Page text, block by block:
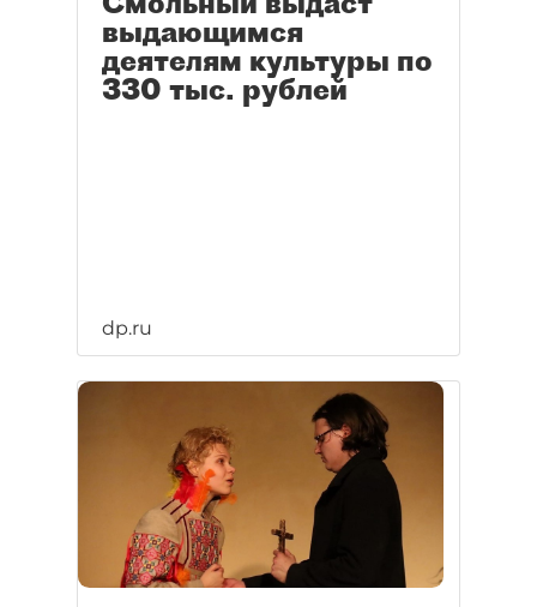
выдающимся
деятелям культуры по
330 тыс. рублей
dp.ru